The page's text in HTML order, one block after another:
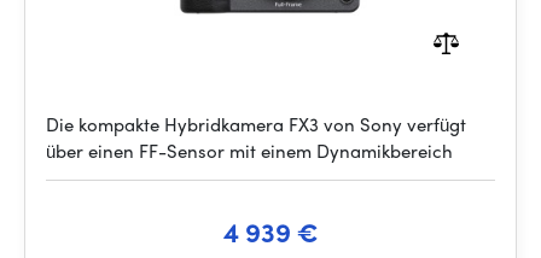
Die kompakte Hybridkamera FX3 von Sony verfügt
über einen FF-Sensor mit einem Dynamikbereich
4 939 €